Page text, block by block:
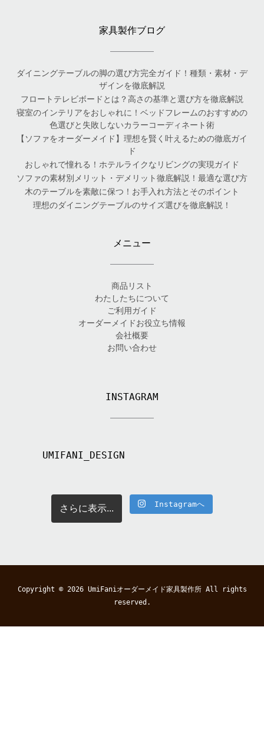
家具製作ブログ
ダイニングテーブルの脚の選び方完全ガイド！種類・素材・デ
ザインを徹底解説
フロートテレビボードとは？高さの基準と選び方を徹底解説
寝室のインテリアをおしゃれに！ベッドフレームのおすすめの
色選びと失敗しないカラーコーディネート術
【ソファをオーダーメイド】理想を賢く叶えるための徹底ガイ
ド
おしゃれで憧れる！ホテルライクなリビングの実現ガイド
ソファの素材別メリット・デメリット徹底解説！最適な選び方
木のテーブルを素敵に保つ！お手入れ方法とそのポイント
理想のダイニングテーブルのサイズ選びを徹底解説！
メニュー
商品リスト
わたしたちについて
ご利用ガイド
オーダーメイドお役立ち情報
会社概要
お問い合わせ
INSTAGRAM
UMIFANI_DESIGN
さらに表示... Instagramへ
Copyright © 2026 UmiFaniオーダーメイド家具製作所All rights
reserved.